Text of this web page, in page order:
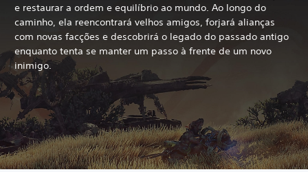
e restaurar a ordem e equilíbrio ao mundo. Ao longo do
caminho, ela reencontrará velhos amigos, forjará alianças
com novas facções e descobrirá o legado do passado antigo
enquanto tenta se manter um passo à frente de um novo
inimigo.